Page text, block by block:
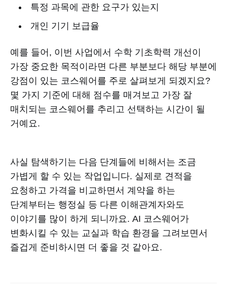
특정 과목에 관한 요구가 있는지
개인 기기 보급율
예를 들어, 이번 사업에서 수학 기초학력 개선이
가장 중요한 목적이라면 다른 부분보다 해당 부분에
강점이 있는 코스웨어를 주로 살펴보게 되겠지요?
몇 가지 기준에 대해 점수를 매겨보고 가장 잘
매치되는 코스웨어를 추리고 선택하는 시간이 될
거예요.
사실 탐색하기는 다음 단계들에 비해서는 조금
가볍게 할 수 있는 작업입니다. 실제로 견적을
요청하고 가격을 비교하면서 계약을 하는
단계부터는 행정실 등 다른 이해관계자와도
이야기를 많이 하게 되니까요. AI 코스웨어가
변화시킬 수 있는 교실과 학습 환경을 그려보면서
즐겁게 준비하시면 더 좋을 것 같아요.